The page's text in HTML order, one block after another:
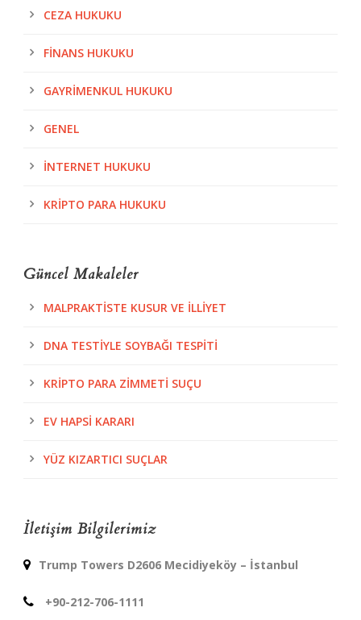
CEZA HUKUKU
FINANS HUKUKU
GAYRIMENKUL HUKUKU
GENEL
İNTERNET HUKUKU
KRIPTO PARA HUKUKU
Güncel Makaleler
MALPRAKTISTE KUSUR VE İLLIYET
DNA TESTIYLE SOYBAĞI TESPITI
KRIPTO PARA ZIMMETI SUÇU
EV HAPSI KARARI
YÜZ KIZARTICI SUÇLAR
İletişim Bilgilerimiz
Trump Towers D2606 Mecidiyeköy – İstanbul
+90-212-706-1111